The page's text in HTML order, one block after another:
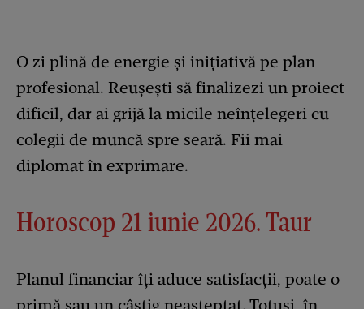
O zi plină de energie și inițiativă pe plan
profesional. Reușești să finalizezi un proiect
dificil, dar ai grijă la micile neînțelegeri cu
colegii de muncă spre seară. Fii mai
diplomat în exprimare.
Horoscop 21 iunie 2026. Taur
Planul financiar îți aduce satisfacții, poate o
primă sau un câștig neașteptat. Totuși, în